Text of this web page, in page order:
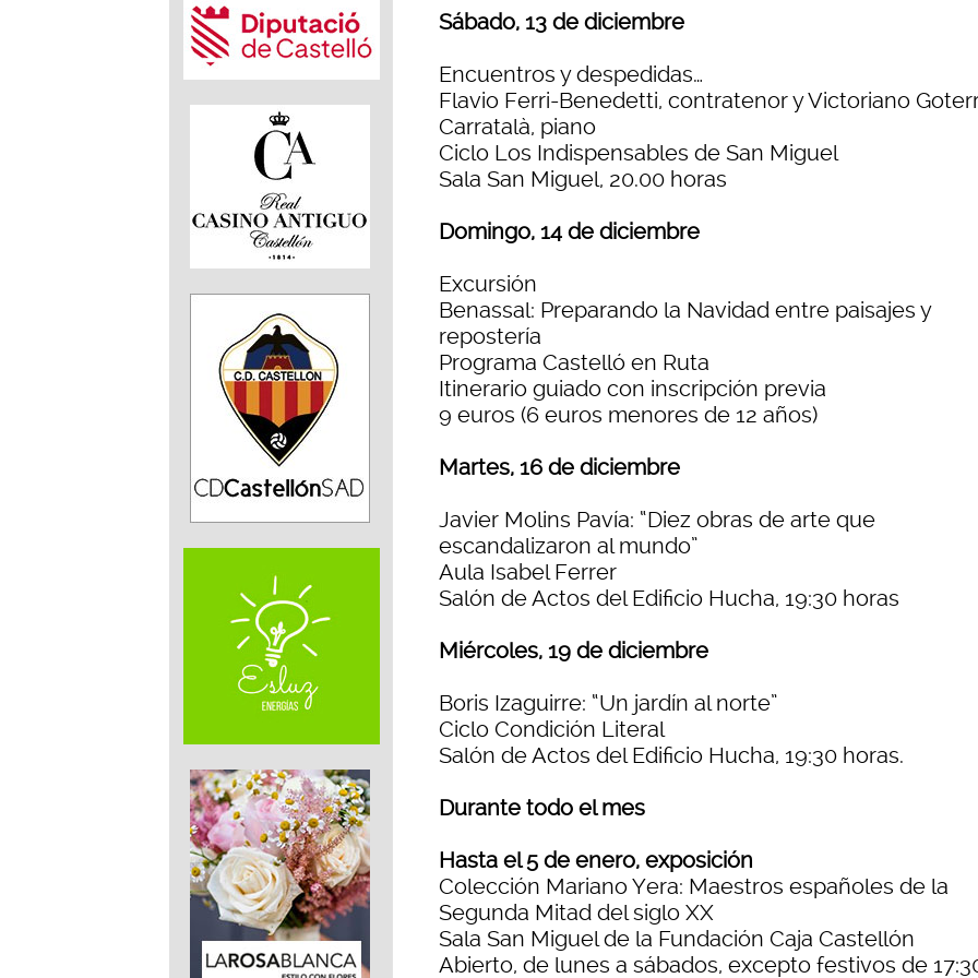
Sábado, 13 de diciembre
Encuentros y despedidas…
Flavio Ferri-Benedetti, contratenor y Victoriano
Carratalà, piano
Ciclo Los Indispensables de San Miguel
Sala San Miguel, 20.00 horas
Domingo, 14 de diciembre
Excursión
Benassal: Preparando la Navidad entre paisajes y
repostería
Programa Castelló en Ruta
Itinerario guiado con inscripción previa
9 euros (6 euros menores de 12 años)
Martes, 16 de diciembre
Javier Molins Pavía: “Diez obras de arte que
escandalizaron al mundo”
Aula Isabel Ferrer
Salón de Actos del Edificio Hucha, 19:30 horas
Miércoles, 19 de diciembre
Boris Izaguirre: “Un jardín al norte”
Ciclo Condición Literal
Salón de Actos del Edificio Hucha, 19:30 horas.
Durante todo el mes
Hasta el 5 de enero, exposición
Colección Mariano Yera: Maestros españoles de la
Segunda Mitad del siglo XX
Sala San Miguel de la Fundación Caja Castellón
Abierto, de lunes a sábados, excepto festivos de